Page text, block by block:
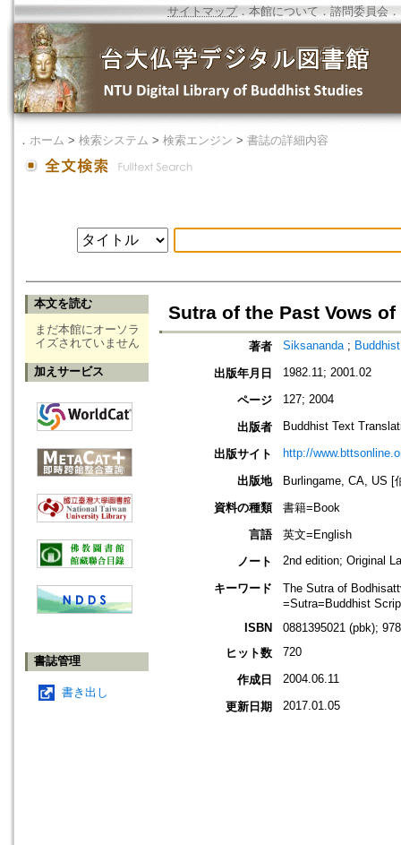
サイトマップ．本館について ． 諮問委員会 ．
． ホーム > 検索システム > 検索エンジン > 書誌の詳細内容
本文を読む
まだ本館にオーソラ
イズされていません
加えサービス
書誌管理
書き出し
Sutra of the Past Vows
著者 Siksananda;
出版年月日 1982.11; 2001.02
ページ 127; 2004
出版者 Buddhist Text
出版サイト http://
出版地
Burlingame, CA, US [
資料の種類
書籍=Book
言語
英文=English
ノート
2nd edition; Original
キーワード
The Sutra of
=Sutra=Buddhist
ISBN
0881395021 (pbk);
ヒット数
720
作成日 2004.06.11
更新日期 2017.01.05